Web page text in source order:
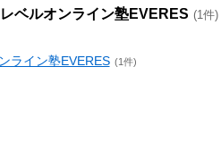
ベルオンライン塾EVERES (1件)
ライン塾EVERES (1件)